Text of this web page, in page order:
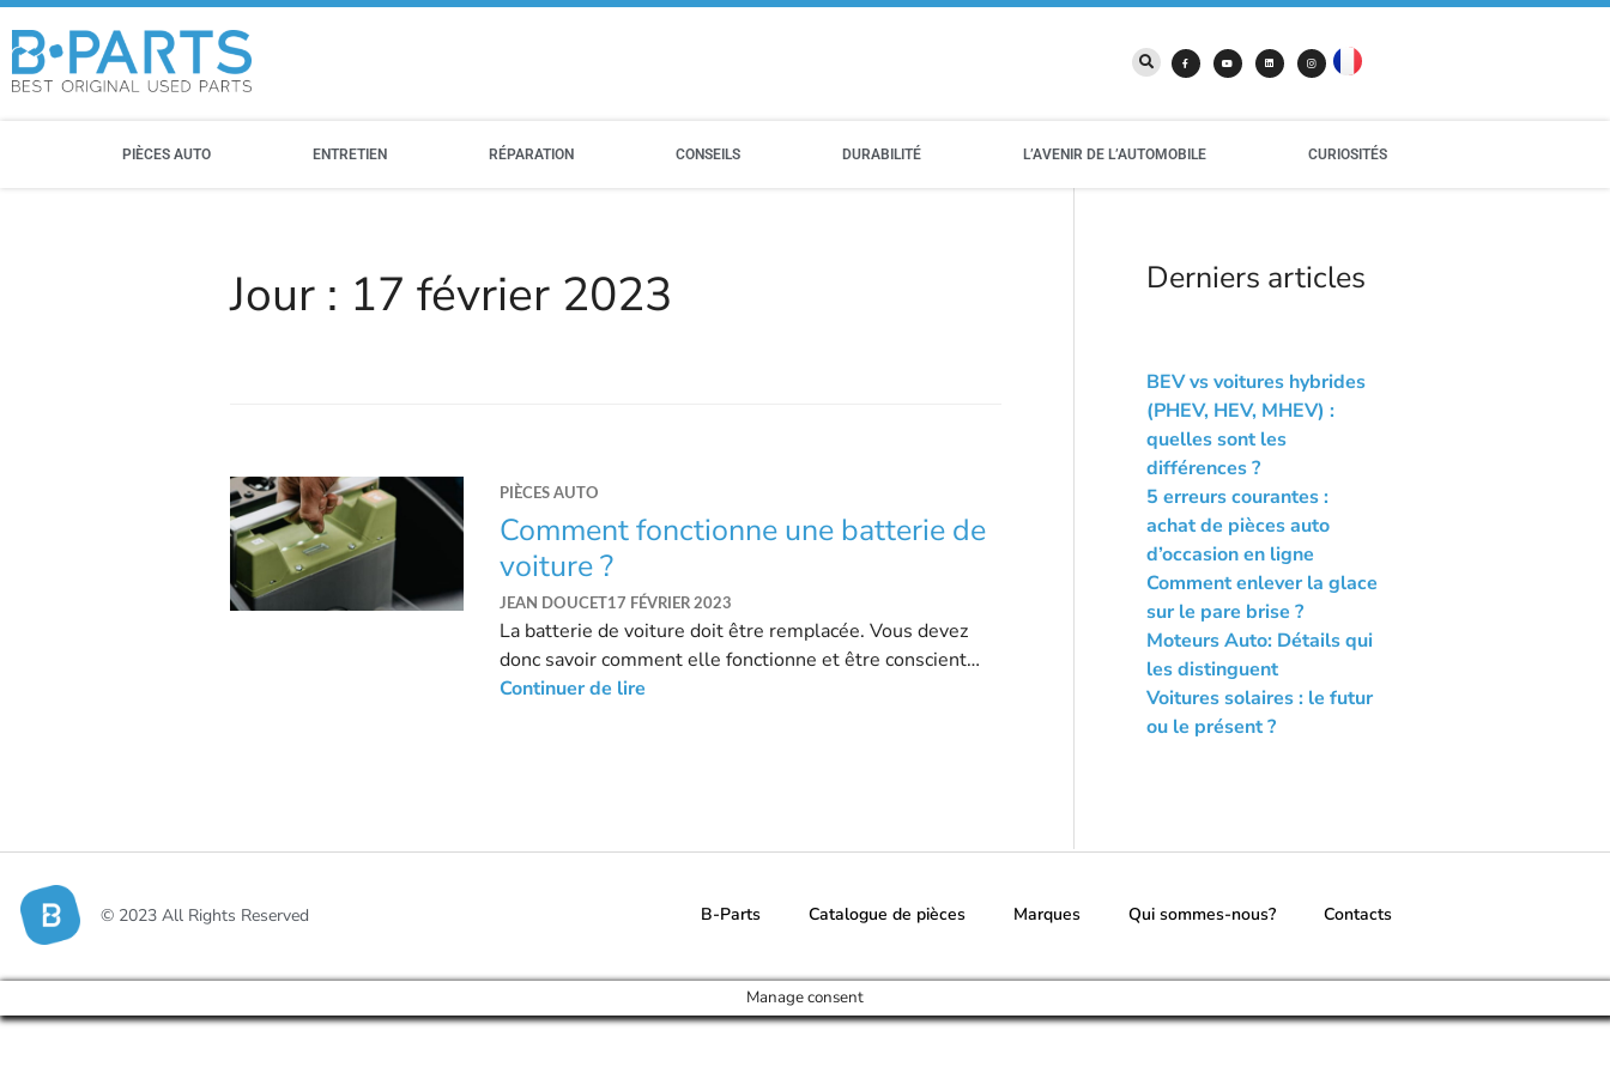
PIÈCES AUTO ENTRETIEN RÉPARATION CONSEILS DURABILITÉ L’AVENIR DE L’AUTOMOBILE CURIOSITÉS
Jour : 17 février 2023
PIÈCES AUTO
Comment fonctionne une batterie de
voiture ?
JEAN DOUCET17 FÉVRIER 2023
La batterie de voiture doit être remplacée. Vous devez
donc savoir comment elle fonctionne et être conscient
des signes avant-coureurs.
Continuer de lire
Derniers articles
BEV vs voitures hybrides
(PHEV, HEV, MHEV) :
quelles sont les
différences ?
5 erreurs courantes :
achat de pièces auto
d’occasion en ligne
Comment enlever la glace
sur le pare brise ?
Moteurs Auto: Détails qui
les distinguent
Voitures solaires : le futur
ou le présent ?
© 2023 All Rights Reserved B-Parts Catalogue de pièces Marques Qui sommes-nous? Contacts
Manage consent